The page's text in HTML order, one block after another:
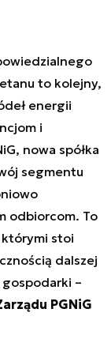
to kolejny,
energii
i
nowa spółka
segmentu
odbiorcom. To
stoi
dalszej
–
PGNiG